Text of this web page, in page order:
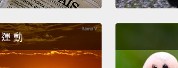
You own four jewelry stores on
have...
你在 Fairfax 有四家珠寶店。你怎麼
運 動